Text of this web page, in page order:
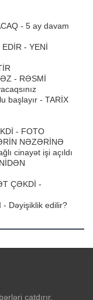
- 5 ay davam
EDİR - YENİ
- RƏSMİ
başlayır - TARİX
- FOTO
NƏZƏRİNƏ
cinayət işi açıldı
ÇƏKDİ -
- Dəyişiklik edilir?
çatdırır.